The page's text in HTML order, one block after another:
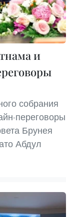
и
собрания
переговоры
Брунея
Абдул